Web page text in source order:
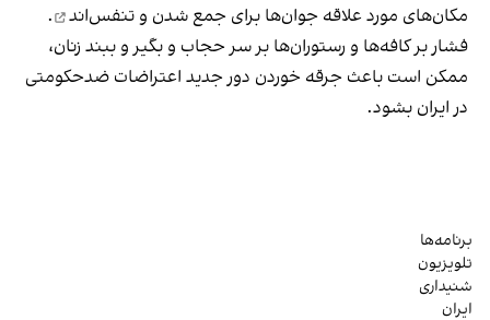
مکان‌های مورد علاقه جوان‌ها برای جمع شدن و تنفس‌اند
.
فشار بر کافه‌ها و رستوران‌ها بر سر حجاب و بگیر و ببند زنان،
ممکن است باعث جرقه خوردن دور جدید اعتراضات ضدحکومتی
در ایران بشود.
برنامه‌ها
تلویزیون
شنیداری
ایران